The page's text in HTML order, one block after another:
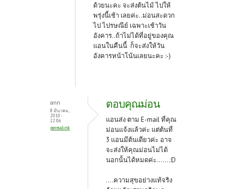
ด้วยนะคะ จะส่งต้นไม้ ไปให้
พรุ่งนี้เช้า เลยค่ะ..ม่อนสะดวก
ไป ไปรษณีย์ เฉพาะเช้าวัน
อังคาร..ถ้าไม่ได้ที่อยู่ของคุณ
แอนในคืนนี้ ก็จะส่งให้วัน
อังคารหน้าโน้นเลยนะคะ :-)
ann
8 มีนาคม,
2010 -
22:06
permalink
ตอบคุณม่อน
แอนส่ง ตาม E-mail ที่คุณ
ม่อนแจ้งแล้วค่ะ แต่ต้นที่
3 แอนมีต้นเดียวค่ะ อาจ
จะส่งให้คุณม่อนไม่ได้
นอกนั้นได้หมดค่ะ.......:D
....ความสุขอย่างแท้จริง